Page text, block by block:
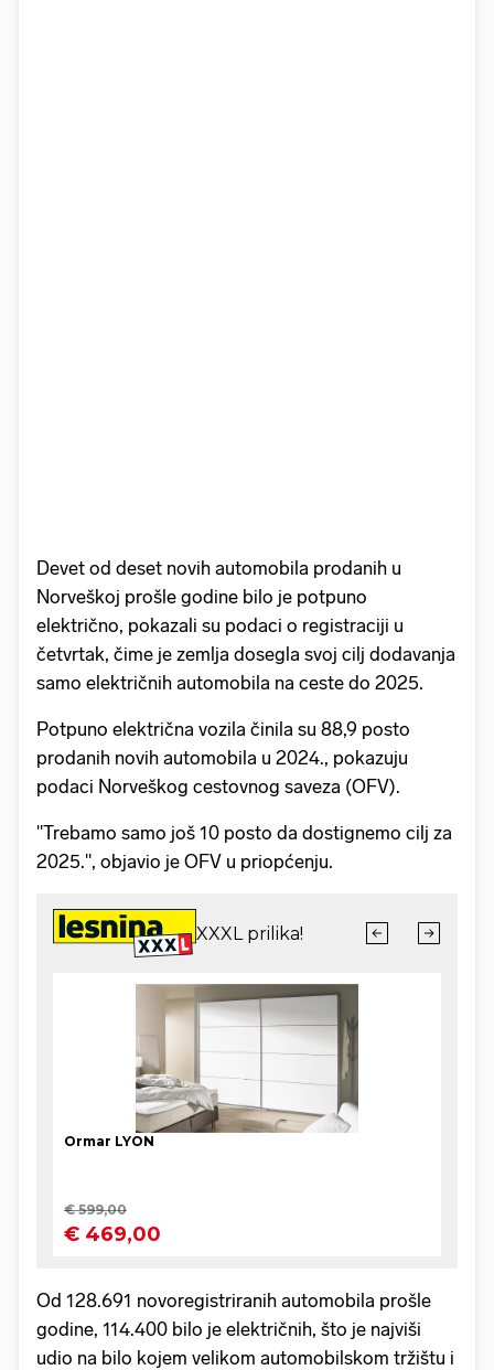
Devet od deset novih automobila prodanih u
Norveškoj prošle godine bilo je potpuno
električno, pokazali su podaci o registraciji u
četvrtak, čime je zemlja dosegla svoj cilj dodavanja
samo električnih automobila na ceste do 2025.
Potpuno električna vozila činila su 88,9 posto
prodanih novih automobila u 2024., pokazuju
podaci Norveškog cestovnog saveza (OFV).
"Trebamo samo još 10 posto da dostignemo cilj za
2025.", objavio je OFV u priopćenju.
Od 128.691 novoregistriranih automobila prošle
godine, 114.400 bilo je električnih, što je najviši
udio na bilo kojem velikom automobilskom tržištu i